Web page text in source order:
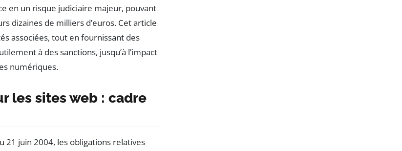
en un risque judiciaire majeur, pouvant
dizaines de milliers d’euros. Cet article
associées, tout en fournissant des
à des sanctions, jusqu’à l’impact
numériques.
les sites web : cadre
21 juin 2004, les obligations relatives